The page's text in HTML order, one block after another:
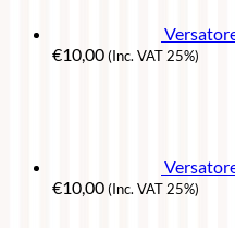
€10,00(Inc. VAT 25%)
€10,00(Inc. VAT 25%)